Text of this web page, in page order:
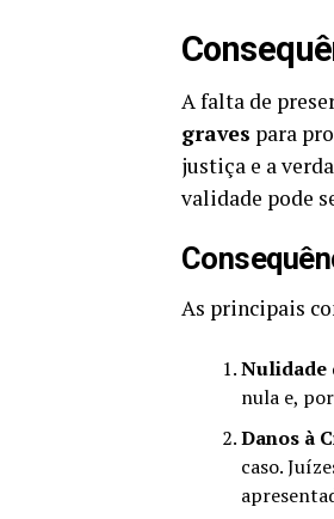
A falta de
graves para
justiça e a
validade pode
As principais
Nulidade
nula e,
Danos à
caso.